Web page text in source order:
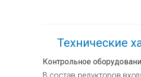
Технические
Контрольное
В состав редукторов